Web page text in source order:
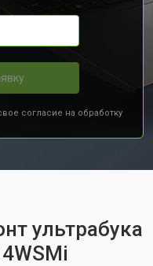
согласие на обработку
ультрабука